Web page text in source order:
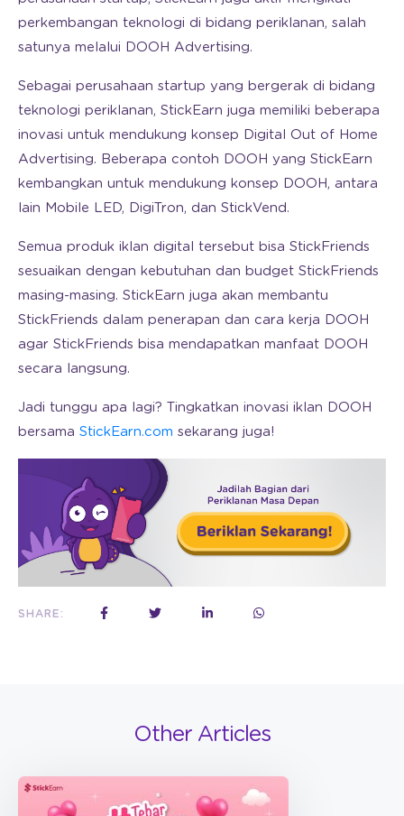
perkembangan teknologi di bidang periklanan, salah
satunya melalui DOOH Advertising.
Sebagai perusahaan startup yang bergerak di bidang
teknologi periklanan, StickEarn juga memiliki beberapa
inovasi untuk mendukung konsep Digital Out of Home
Advertising. Beberapa contoh DOOH yang StickEarn
kembangkan untuk mendukung konsep DOOH, antara
lain Mobile LED, DigiTron, dan StickVend.
Semua produk iklan digital tersebut bisa StickFriends
sesuaikan dengan kebutuhan dan budget StickFriends
masing-masing. StickEarn juga akan membantu
StickFriends dalam penerapan dan cara kerja DOOH
agar StickFriends bisa mendapatkan manfaat DOOH
secara langsung.
Jadi tunggu apa lagi? Tingkatkan inovasi iklan DOOH
bersama StickEarn.com sekarang juga!
SHARE:
Other Articles